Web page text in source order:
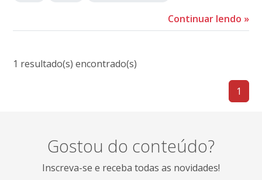
Continuar lendo »
1 resultado(s) encontrado(s)
1
Gostou do conteúdo?
Inscreva-se e receba todas as novidades!